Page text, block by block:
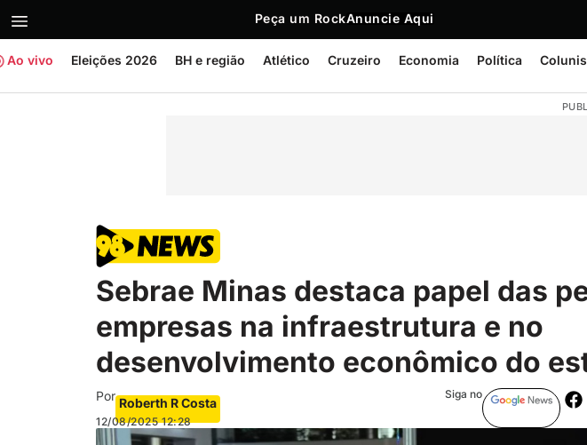
Peça um RockAnuncie Aqui
Ao vivo Eleições 2026 BH e região Atlético Cruzeiro Economia Política
Sebrae Minas destaca papel das
empresas na infraestrutura e no
desenvolvimento econômico do
Por Roberth R Costa
12/08/2025 12:28
Siga no